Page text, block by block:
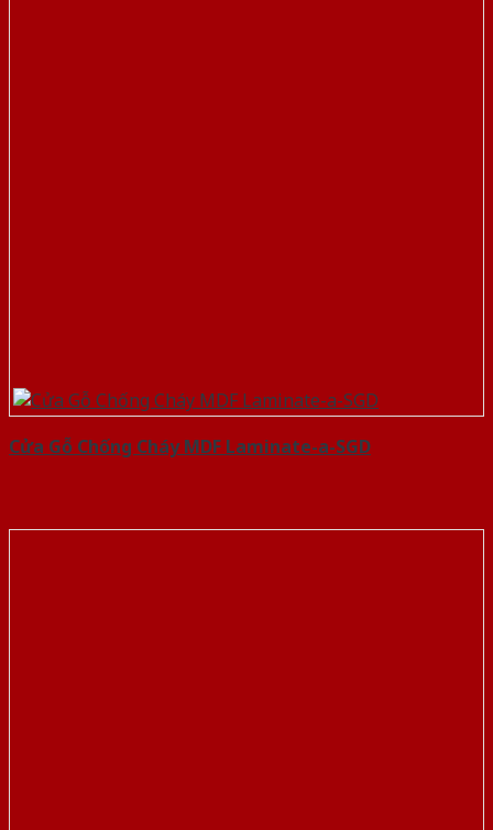
Cửa Gỗ Chống Cháy MDF Laminate-a-SGD